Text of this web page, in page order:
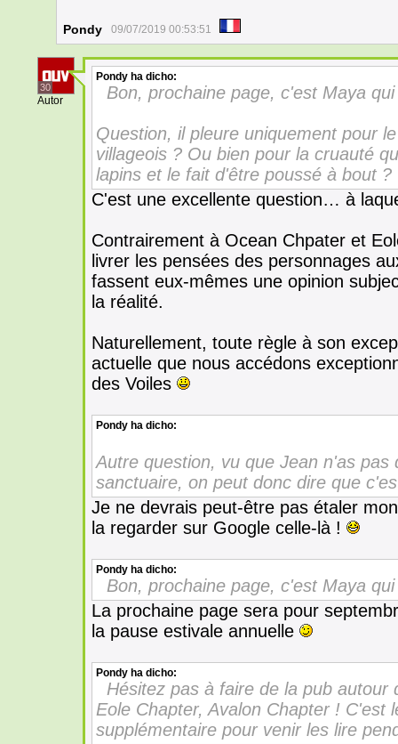
Pondy 09/07/2019 00:53:51
30
Autor
Pondy ha dicho:
Bon, prochaine page, c'est Maya
Question, il pleure uniquement pour
villageois ? Ou bien pour la cruauté
lapins et le fait d'être poussé à bout ?
C'est une excellente question… à
Contrairement à Ocean Chpater et
livrer les pensées des personnages
fassent eux-mêmes une opinion
la réalité.
Naturellement, toute règle à son
actuelle que nous accédons
des Voiles
Pondy ha dicho:
Autre question, vu que Jean n'as pas
sanctuaire, on peut donc dire que
Je ne devrais peut-être pas étaler
la regarder sur Google celle-là !
Pondy ha dicho:
Bon, prochaine page, c'est Maya
La prochaine page sera pour
la pause estivale annuelle
Pondy ha dicho:
Hésitez pas à faire de la pub
Eole Chapter, Avalon Chapter ! C'est
supplémentaire pour venir les lire